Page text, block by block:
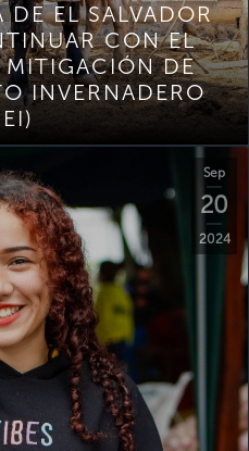
DE EL SALVADOR
CON EL
MITIGACIÓN DE
INVERNADERO
Sep
20
2024